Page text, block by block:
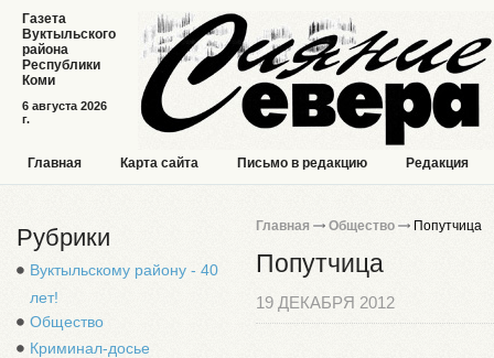
6 августа 2026
г.
Газета
Вуктыльского
района
Республики
Коми
Главная Карта сайта Письмо в редакцию Редакция
Рубрики
Вуктыльскому району - 40
лет!
Общество
Криминал-досье
Главная Общество Попутчица
Попутчица
19 ДЕКАБРЯ 2012